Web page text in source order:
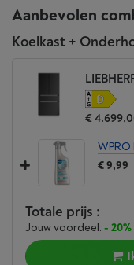
Aanbevolen
Koelkast +
€
WPRO
€ 9,99
Totale prijs :
Jouw voordeel: - 20%